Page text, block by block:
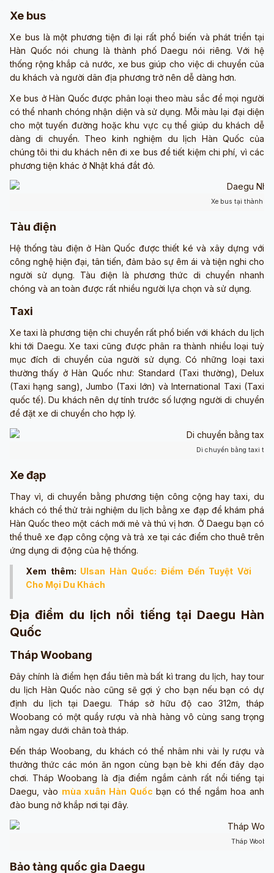
Xe bus
Xe bus là một phương tiện đi lại rất phổ biến và phát triển tại
Hàn Quốc nói chung là thành phố Daegu nói riêng. Với hệ
thống rộng khắp cả nước, xe bus giúp cho việc di chuyển của
du khách và người dân địa phương trở nên dễ dàng hơn.
Xe bus ở Hàn Quốc được phân loại theo màu sắc để mọi người
có thể nhanh chóng nhận diện và sử dụng. Mỗi màu lại đại diện
cho một tuyến đường hoặc khu vực cụ thể giúp du khách dễ
dàng di chuyển. Theo kinh nghiệm du lịch Hàn Quốc của
chúng tôi thi du khách nên đi xe bus để tiết kiệm chi phí, vì các
phương tiện khác ở Nhật khá đắt đỏ.
Xe bus tại thành
Tàu điện
Hệ thống tàu điện ở Hàn Quốc được thiết ké và xây dựng với
công nghệ hiện đại, tân tiến, đảm bảo sự êm ái và tiện nghi cho
người sử dụng. Tàu điện là phương thức di chuyển nhanh
chóng và an toàn được rất nhiều người lựa chọn và sử dụng.
Taxi
Xe taxi là phương tiện chi chuyển rất phổ biến với khách du lịch
khi tới Daegu. Xe taxi cũng được phân ra thành nhiều loại tuỳ
mục đích di chuyển của người sử dụng. Có những loại taxi
thường thấy ở Hàn Quốc như: Standard (Taxi thường), Delux
(Taxi hạng sang), Jumbo (Taxi lớn) và International Taxi (Taxi
quốc tế). Du khách nên dự tính trước số lượng người di chuyển
để đặt xe di chuyển cho hợp lý.
Di chuyển bằng taxi
Xe đạp
Thay vì, di chuyển bằng phương tiện công cộng hay taxi, du
khách có thể thử trải nghiệm du lịch bằng xe đạp để khám phá
Hàn Quốc theo một cách mới mẻ và thú vị hơn. Ở Daegu bạn có
thể thuê xe đạp công cộng và trả xe tại các điểm cho thuê trên
ứng dụng di động của hệ thống.
Xem thêm: Ulsan Hàn Quốc: Điểm Đến Tuyệt Vời
Cho Mọi Du Khách
Địa điểm du lịch nổi tiếng tại Daegu Hàn
Quốc
Tháp Woobang
Đây chính là điểm hẹn đầu tiên mà bất kì trang du lịch, hay tour
du lịch Hàn Quốc nào cũng sẽ gợi ý cho bạn nếu bạn có dự
định du lịch tại Daegu. Tháp sở hữu độ cao 312m, tháp
Woobang có một quầy rượu và nhà hàng vô cùng sang trọng
nằm ngay dưới chân toà tháp.
Đến tháp Woobang, du khách có thể nhâm nhi vài ly rượu và
thưởng thức các món ăn ngon cùng bạn bè khi đến đây dạo
chơi. Tháp Woobang là địa điểm ngắm cảnh rất nổi tiếng tại
Daegu, vào mùa xuân Hàn Quốc bạn có thể ngắm hoa anh
đào bung nở khắp nơi tại đây.
Tháp
Bảo tàng quốc gia Daegu